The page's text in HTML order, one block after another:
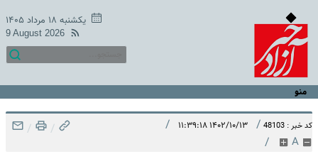
یکشنبه ۱۸ مرداد ۱۴۰۵
9 August 2026
منو
کد خبر : 48103 / ۱۴۰۲/۱۰/۱۳ ۱۱:۳۹:۱۸ /
A
/
/
/